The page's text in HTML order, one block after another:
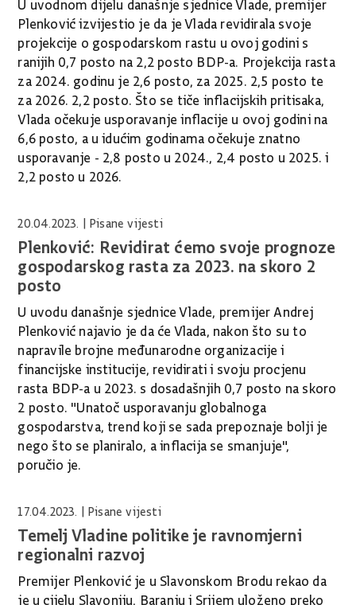
U uvodnom dijelu današnje sjednice Vlade, premijer
Plenković izvijestio je da je Vlada revidirala svoje
projekcije o gospodarskom rastu u ovoj godini s
ranijih 0,7 posto na 2,2 posto BDP-a. Projekcija rasta
za 2024. godinu je 2,6 posto, za 2025. 2,5 posto te
za 2026. 2,2 posto. Što se tiče inflacijskih pritisaka,
Vlada očekuje usporavanje inflacije u ovoj godini na
6,6 posto, a u idućim godinama očekuje znatno
usporavanje - 2,8 posto u 2024., 2,4 posto u 2025. i
2,2 posto u 2026.
20.04.2023. | Pisane vijesti
Plenković: Revidirat ćemo svoje prognoze
gospodarskog rasta za 2023. na skoro 2
posto
U uvodu današnje sjednice Vlade, premijer Andrej
Plenković najavio je da će Vlada, nakon što su to
napravile brojne međunarodne organizacije i
financijske institucije, revidirati i svoju procjenu
rasta BDP-a u 2023. s dosadašnjih 0,7 posto na skoro
2 posto. "Unatoč usporavanju globalnoga
gospodarstva, trend koji se sada prepoznaje bolji je
nego što se planiralo, a inflacija se smanjuje",
poručio je.
17.04.2023. | Pisane vijesti
Temelj Vladine politike je ravnomjerni
regionalni razvoj
Premijer Plenković je u Slavonskom Brodu rekao da
je u cijelu Slavoniju, Baranju i Srijem uloženo preko